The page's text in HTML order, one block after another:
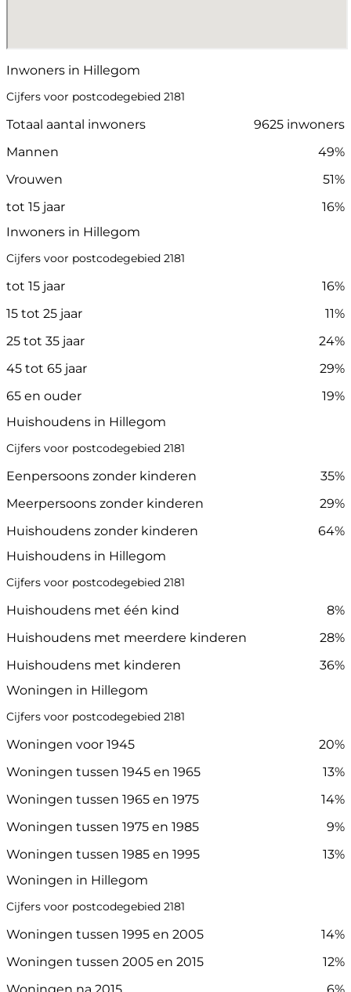
Inwoners in Hillegom
Cijfers voor postcodegebied 2181
Totaal aantal inwoners
9625 inwoners
Mannen
49%
Vrouwen
51%
tot 15 jaar
16%
Inwoners in Hillegom
Cijfers voor postcodegebied 2181
tot 15 jaar
16%
15 tot 25 jaar
11%
25 tot 35 jaar
24%
45 tot 65 jaar
29%
65 en ouder
19%
Huishoudens in Hillegom
Cijfers voor postcodegebied 2181
Eenpersoons zonder kinderen
35%
Meerpersoons zonder kinderen
29%
Huishoudens zonder kinderen
64%
Huishoudens in Hillegom
Cijfers voor postcodegebied 2181
Huishoudens met één kind
8%
Huishoudens met meerdere kinderen
28%
Huishoudens met kinderen
36%
Woningen in Hillegom
Cijfers voor postcodegebied 2181
Woningen voor 1945
20%
Woningen tussen 1945 en 1965
13%
Woningen tussen 1965 en 1975
14%
Woningen tussen 1975 en 1985
9%
Woningen tussen 1985 en 1995
13%
Woningen in Hillegom
Cijfers voor postcodegebied 2181
Woningen tussen 1995 en 2005
14%
Woningen tussen 2005 en 2015
12%
Woningen na 2015
6%